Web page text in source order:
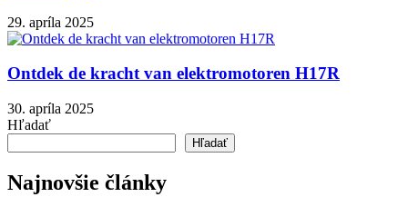
29. apríla 2025
Ontdek de kracht van elektromotoren H17R
30. apríla 2025
Hľadať
Hľadať
Najnovšie články